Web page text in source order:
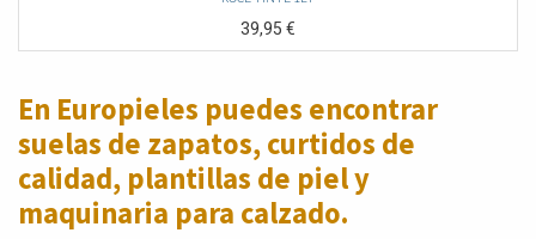
39,95€
En Europieles puedes encontrar
suelas de zapatos,curtidos de
calidad, plantillas de piel y
maquinaria para calzado.